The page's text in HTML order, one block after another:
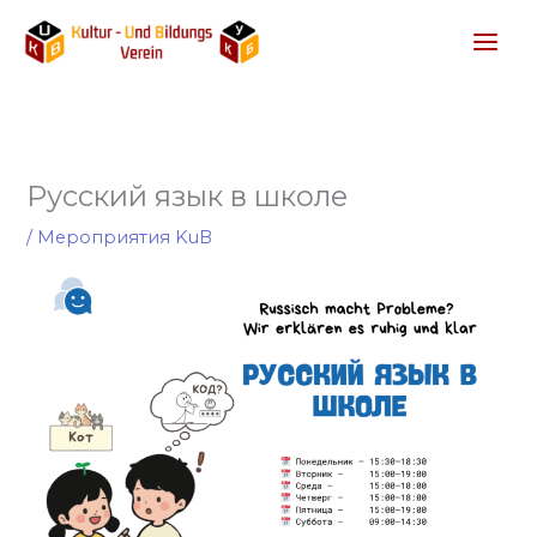
содержимому
Русский язык в школе
/ Мероприятия KuB